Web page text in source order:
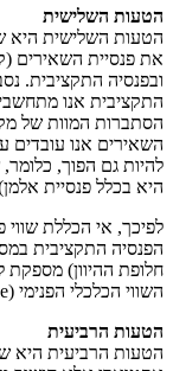
הטעות השלישית
הטעות השלישית היא
את פנסיית השאירים
ובפנסיה התקציבית.
התקציבית אנו
הסתברות המוות של
השאירים אנו עובדים
להיות גם הפוך,
היא בכלל פנסיית
לפיכך, אי הכללת
הפנסיה התקציבית
חלופת ההיוון) מספקת
השווי הכלכלי הפנימי (Intrinsic Value) של הפנסיה התקציבית.
הטעות הרביעית
הטעות הרביעית היא